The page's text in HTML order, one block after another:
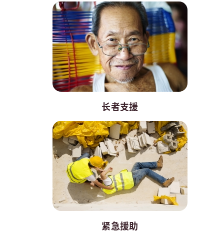
长者支援
紧急援助